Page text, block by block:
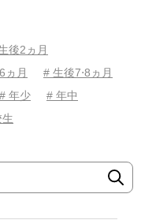
後2ヵ月
ヵ月
# 生後7⋅8ヵ月
# 年少
# 年中